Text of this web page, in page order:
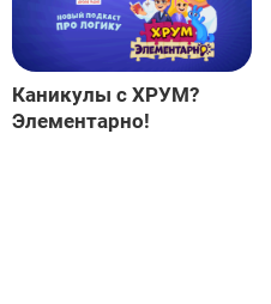
Каникулы с ХРУМ?
Элементарно!